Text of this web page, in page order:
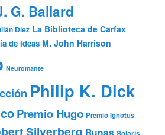
G. Ballard
Díez La Biblioteca de Carfax
de Ideas M. John Harrison
Neuromante
Philip K. Dick
Premio Hugo Premio Ignotus
Silverberg